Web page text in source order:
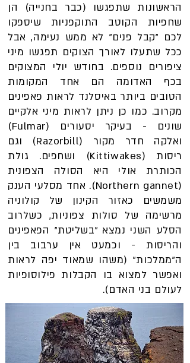
הראשונות שתפגשו (כבר בחנייה) הן
שחפיות הקוטב התוקפניות שיספקו
לכם "קבל פנים" לא ממש נעימה, אבל
ככל שתעלו לאורך הצוקים תפגשו מיני
ציפורים נוספים. בחודש יולי המצוקים
בכף האדומה הם אחד המקומות
הטובים ביותר באיסלנד לראות פאפינים
מקרוב. כמו כן ניתן לראות מיני אלקיים
שונים - בעיקר יסעורים (Fulmar)
ואלקה חדר מקור (Razorbill) וגם
ריסות (Kittiwakes) ושחפים. גולת
הכותרת אולי היא הסולה הצפונית
(Northern gannet). אחד מסלעי הענק
משמשים כאזור הקינון של קולוניה
מרשימה של סולות צפוניות, כשלרוב
הסלע השני נמצא "בשליטת" הפאפינים
והריסות - וכמעט אין ערבוב בין
ה"ממלכות" (משהו שמאוד יפה לראות
ואפשר למצוא בו הקבלות פילוסופיות
לעולם בני האדם).